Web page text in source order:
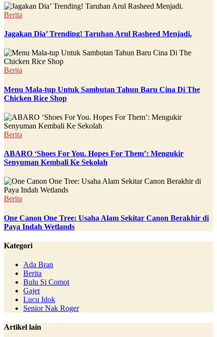
Berita
Jagakan Dia’ Trending! Taruhan Arul Rasheed Menjadi.
Berita
Menu Mala-tup Untuk Sambutan Tahun Baru Cina Di The
Chicken Rice Shop
Berita
ABARO ‘Shoes For You. Hopes For Them’: Mengukir
Senyuman Kembali Ke Sekolah
Berita
One Canon One Tree: Usaha Alam Sekitar Canon Berakhir di
Paya Indah Wetlands
Kategori
Ada Bran
Berita
Bulu Si Comot
Gajet
Lucu Idok
Senior Nak Roger
Artikel lain